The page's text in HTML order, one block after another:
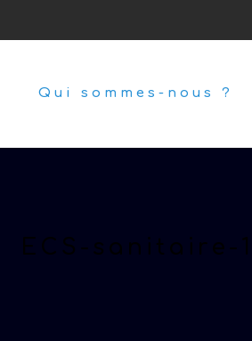
Qui sommes-nous ?
ECS-sanitaire-1